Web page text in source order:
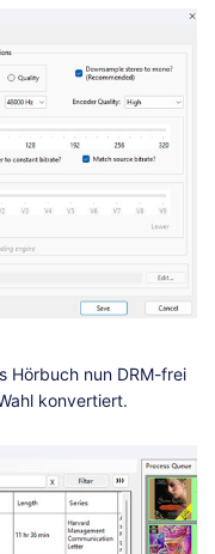
Hörbuch nun DRM-frei
konvertiert.